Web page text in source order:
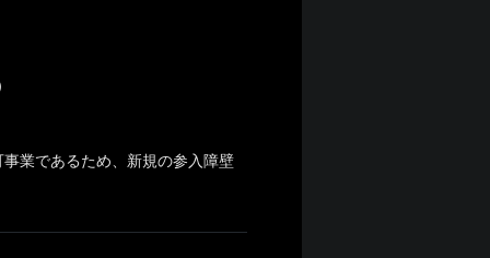
業であるため、新規の参入障壁